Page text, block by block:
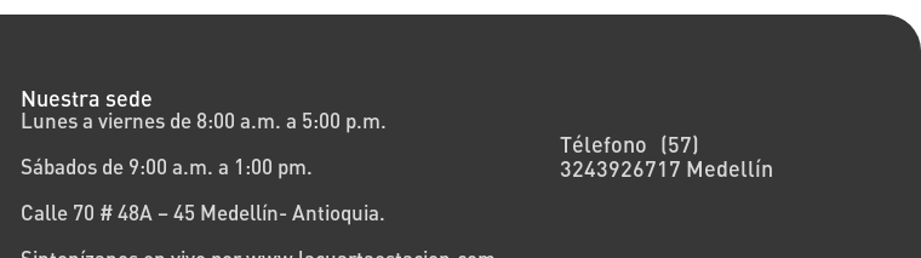
Nuestra sede
Lunes a viernes de 8:00 a.m. a 5:00 p.m.
Sábados de 9:00 a.m. a 1:00 pm.
Calle 70 # 48A – 45 Medellín- Antioquia.
Télefono (57)
3243926717 Medellín